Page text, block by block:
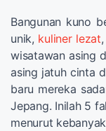
Bangunan kuno
unik, kuliner lezat
wisatawan asing
asing jatuh cinta
baru mereka
Jepang. Inilah 5
menurut